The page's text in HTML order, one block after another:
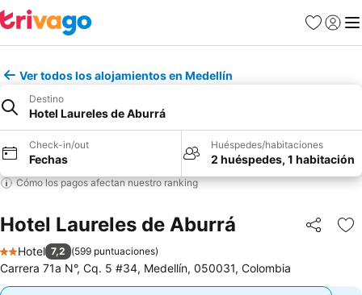
Favoritos
Iniciar
Ver todos los alojamientos en Medellín
Destino
Hotel Laureles de Aburrá
Check-in/out
Fechas
Huéspedes/habitaciones
2 huéspedes, 1 habitación
Cómo los pagos afectan nuestro ranking
Hotel Laureles de Aburrá Compartir
2 Estrellas
Hotel 7,2 (599 puntuaciones)
Carrera 71a N°, Cq. 5 #34, Medellín, 050031, Colombia